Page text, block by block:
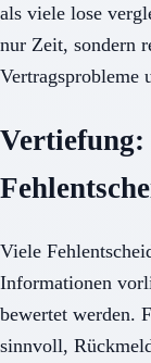
als viele lose
nur Zeit, sondern
Vertragsprobleme
Viele
Informationen
bewertet werden.
sinnvoll,